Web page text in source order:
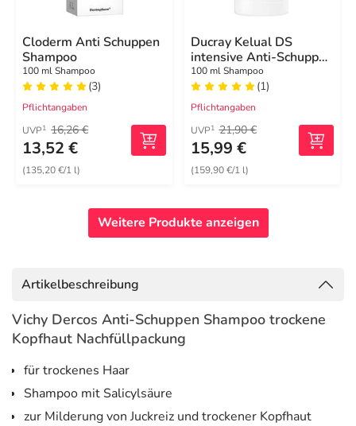
Cloderm Anti Schuppen
Shampoo
100 ml Shampoo
(3)
Pflichtangaben
UVP1 16,26 €
13,52 €
(135,20 €/1 l)
Ducray Kelual DS
intensive Anti-Schuppen
Shampoo
100 ml Shampoo
(1)
Pflichtangaben
UVP1 21,90 €
15,99 €
(159,90 €/1 l)
Weitere Produkte anzeigen
Artikelbeschreibung
Vichy Dercos Anti-Schuppen Shampoo trockene
Kopfhaut Nachfüllpackung
für trockenes Haar
Shampoo mit Salicylsäure
zur Milderung von Juckreiz und trockener Kopfhaut